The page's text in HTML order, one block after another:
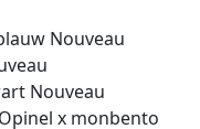
Nouveau
Nouveau
x monbento